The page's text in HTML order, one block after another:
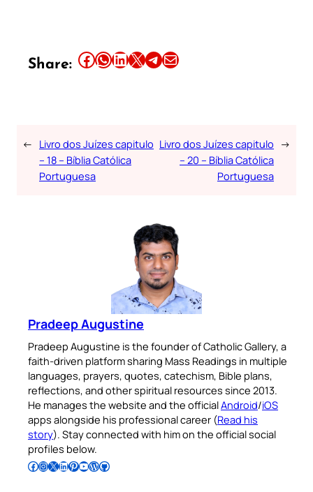
Share: Share this article on Facebook Share this article on WhatsApp Share this article on LinkedIn Share this article on X Share this article on TelegramEmail this Article
← Livro dos Juízes capitulo
– 18 – Bíblia Católica
Portuguesa
Livro dos Juízes capitulo
– 20 – Bíblia Católica
Portuguesa
→
Pradeep Augustine
Pradeep Augustine is the founder of Catholic Gallery, a
faith-driven platform sharing Mass Readings in multiple
languages, prayers, quotes, catechism, Bible plans,
reflections, and other spiritual resources since 2013.
He manages the website and the officialAndroid/iOS
apps alongside his professional career (Read his
story). Stay connected with him on the official social
profiles below.
Follow Pradeep on Facebook Follow Pradeep on InstagramFollow Pradeep on X Follow Pradeep on LinkedIn Follow Pradeep on Pinterest Subscribe to Pradeep’s Youtube Channel Follow Pradeep on WordPress Follow Pradeep on GitHub